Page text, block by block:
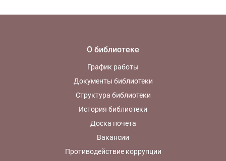
О библиотеке
График работы
Документы библиотеки
Структура библиотеки
История библиотеки
Доска почета
Вакансии
Противодействие коррупции